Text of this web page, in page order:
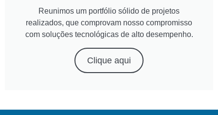
Reunimos um portfólio sólido de projetos
realizados, que comprovam nosso compromisso
com soluções tecnológicas de alto desempenho.
Clique aqui